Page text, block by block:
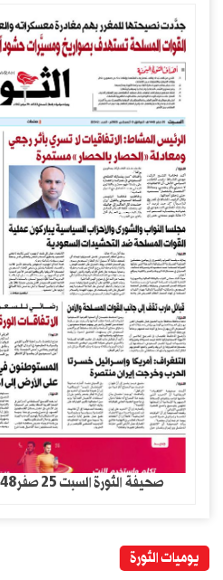
صحيفة الثورة السبت 25 صفر1448 – 8 اغسطس 2026
يوميات الثورة